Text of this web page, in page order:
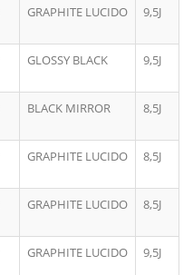
GRAPHITE LUCIDO 9,5J
GLOSSY BLACK 9,5J
BLACK MIRROR 8,5J
GRAPHITE LUCIDO 8,5J
GRAPHITE LUCIDO 8,5J
GRAPHITE LUCIDO 9,5J